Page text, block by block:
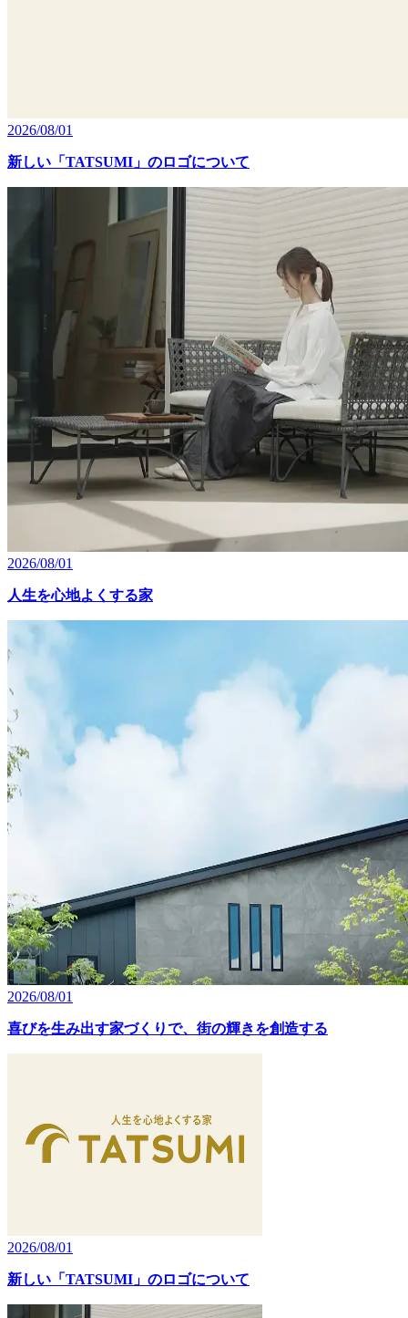
2026/08/01
新しい「TATSUMI」のロゴについて
2026/08/01
人生を心地よくする家
2026/08/01
喜びを生み出す家づくりで、街の輝きを創造する
2026/08/01
新しい「TATSUMI」のロゴについて